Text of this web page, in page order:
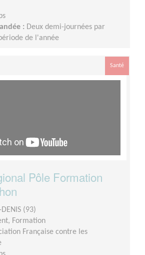
: Deux demi-journées par
de l'année
Santé
Pôle Formation
DENIS (93)
Formation
Française contre les